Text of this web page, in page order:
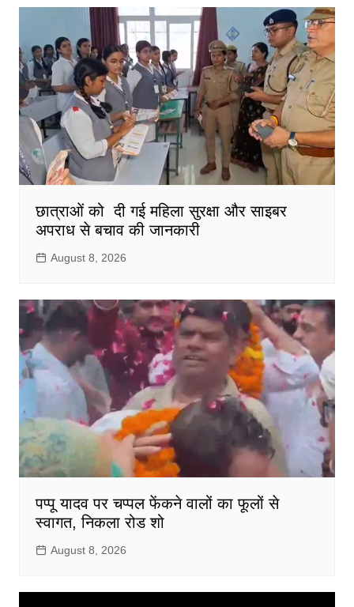
छात्राओं को दी गई महिला सुरक्षा और साइबर
अपराध से बचाव की जानकारी
August 8, 2026
पप्पू यादव पर चप्पल फेंकने वालों का फूलों से
स्वागत, निकला रोड शो
August 8, 2026